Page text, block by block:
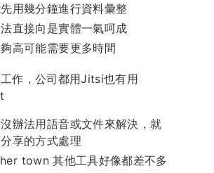
用幾分鐘進行資料彙整
直接向是實體一氣呵成
高可能需要更多時間
作，公司都用Jitsi也有用
辦法用語音或文件來解決，就
享的方式處理
town 其他工具好像都差不多